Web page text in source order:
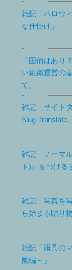
雑記「ハロウ
な仕掛け」
「国債はあ
い組織運営の
て。
雑記「サイト
Slug Translate」
雑記「ノーマ
ト)』をつける
雑記「写真を
ら始まる贈り
雑記「雨具の
能編～」